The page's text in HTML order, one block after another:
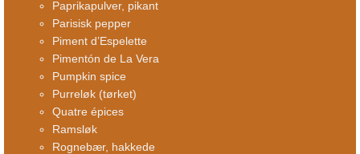
Paprikapulver, pikant
Parisisk pepper
Piment d’Espelette
Pimentón de La Vera
Pumpkin spice
Purreløk (tørket)
Quatre épices
Ramsløk
Rognebær, hakkede